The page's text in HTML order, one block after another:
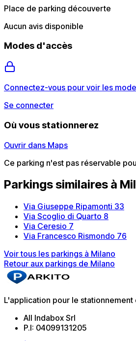
Place de parking découverte
Aucun avis disponible
Modes d'accès
Connectez-vous pour voir les
Se connecter
Où vous stationnerez
Ouvrir dans Maps
Ce parking n'est pas réservable
Parkings similaires à
Via Giuseppe Ripamonti 33
Via Scoglio di Quarto 8
Via Ceresio 7
Via Francesco Rismondo 76
Voir tous les parkings à Milano
Retour aux parkings de Milano
L'application pour le
All Indabox Srl
P.I: 04099131205